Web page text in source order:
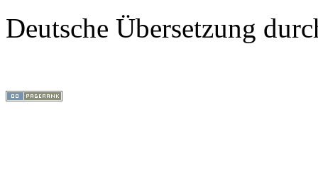
Deutsche Übersetzung